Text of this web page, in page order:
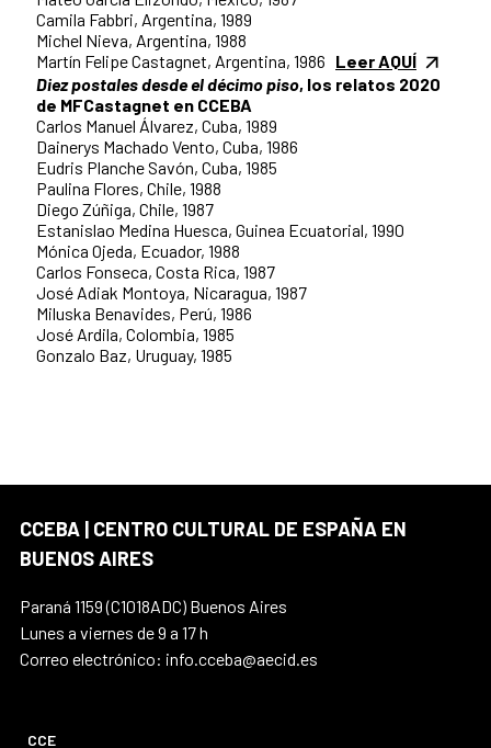
Camila Fabbri, Argentina, 1989
Michel Nieva, Argentina, 1988
Martín Felipe Castagnet, Argentina, 1986 Leer AQUÍ
Diez postales desde el décimo piso, los relatos 2020
de MFCastagnet en CCEBA
Carlos Manuel Álvarez, Cuba, 1989
Dainerys Machado Vento, Cuba, 1986
Eudris Planche Savón, Cuba, 1985
Paulina Flores, Chile, 1988
Diego Zúñiga, Chile, 1987
Estanislao Medina Huesca, Guinea Ecuatorial, 1990
Mónica Ojeda, Ecuador, 1988
Carlos Fonseca, Costa Rica, 1987
José Adiak Montoya, Nicaragua, 1987
Miluska Benavides, Perú, 1986
José Ardila, Colombia, 1985
Gonzalo Baz, Uruguay, 1985
CCEBA | CENTRO CULTURAL DE ESPAÑA EN
BUENOS AIRES
Paraná 1159 (C1018ADC) Buenos Aires
Lunes a viernes de 9 a 17 h
Correo electrónico: info.cceba@aecid.es
CCE